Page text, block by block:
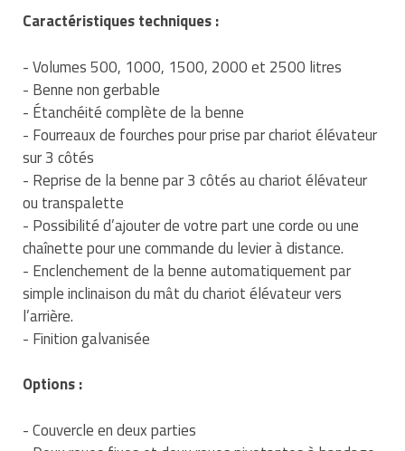
Matériel de fitness
Matériel de musculation
Vêtement sportif
Robinetterie professionnelle
Rôtisserie professionnelle
Sautause professionnelle
Table de cuisson professionnelle
Tables de préparation réfrigérées
Ustensile de cuisine
Vaisselle restaurant
Vitrines réfrigérées
Caractéristiques techniques :
- Volumes 500, 1000, 1500, 2000 et 2500 litres
- Benne non gerbable
- Étanchéité complète de la benne
- Fourreaux de fourches pour prise par chariot élévateur
sur 3 côtés
- Reprise de la benne par 3 côtés au chariot élévateur
ou transpalette
- Possibilité d’ajouter de votre part une corde ou une
chaînette pour une commande du levier à distance.
- Enclenchement de la benne automatiquement par
simple inclinaison du mât du chariot élévateur vers
l’arrière.
- Finition galvanisée
Options :
- Couvercle en deux parties